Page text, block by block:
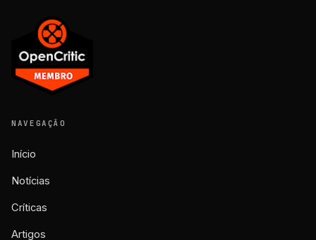
NAVEGAÇÃO
Início
Notícias
Críticas
Artigos